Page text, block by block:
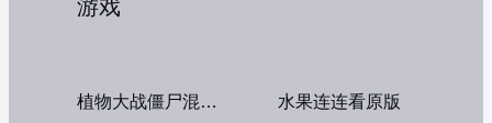
植物大战僵尸混合版 水果连连看原版